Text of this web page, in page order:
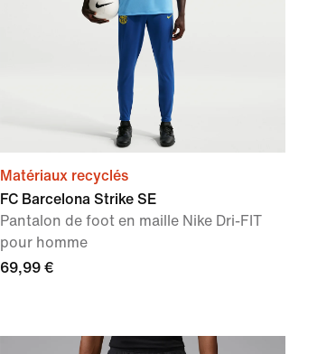
Matériaux recyclés
FC Barcelona Strike SE
Pantalon de foot en maille Nike Dri-FIT
pour homme
69,99 €